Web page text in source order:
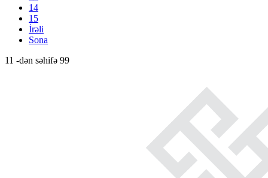
14
15
İrəli
Sona
11 -dən səhifə 99